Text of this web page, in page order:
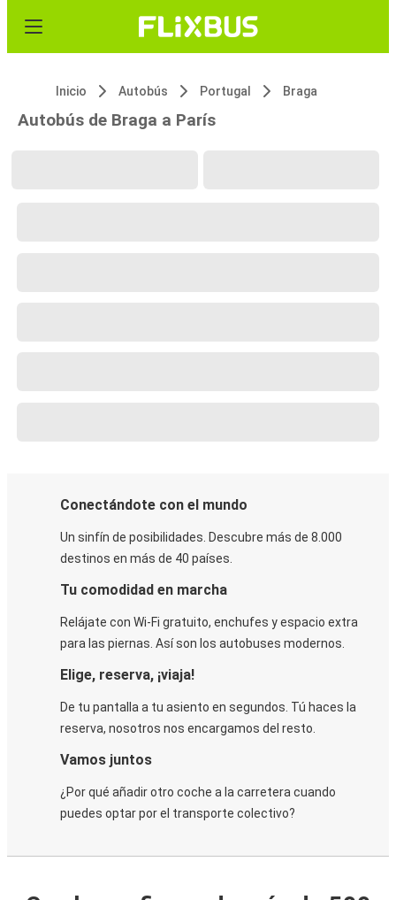
Inicio Autobús Portugal Braga
Autobús de Braga a París
Conectándote con el mundo
Un sinfín de posibilidades. Descubre más de 8.000
destinos en más de 40 países.
Tu comodidad en marcha
Relájate con Wi-Fi gratuito, enchufes y espacio extra
para las piernas. Así son los autobuses modernos.
Elige, reserva, ¡viaja!
De tu pantalla a tu asiento en segundos. Tú haces la
reserva, nosotros nos encargamos del resto.
Vamos juntos
¿Por qué añadir otro coche a la carretera cuando
puedes optar por el transporte colectivo?